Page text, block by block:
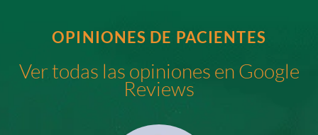
OPINIONES DE PACIENTES
Ver todas las opiniones en Google
Reviews